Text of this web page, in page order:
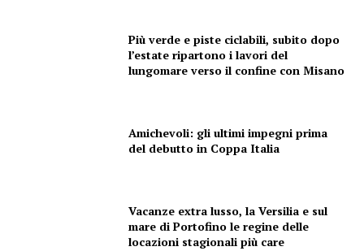
Più verde e piste ciclabili, subito dopo
l’estate ripartono i lavori del
lungomare verso il confine con Misano
Amichevoli: gli ultimi impegni prima
del debutto in Coppa Italia
Vacanze extra lusso, la Versilia e sul
mare di Portofino le regine delle
locazioni stagionali più care